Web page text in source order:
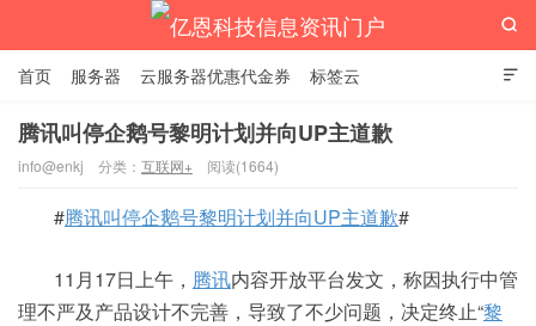

首页 服务器 云服务器优惠代金券 标签云

腾讯叫停企鹅号黎明计划并向UP主道歉
info@enkj 分类： 互联网+ 阅读(1664)
#腾讯叫停企鹅号黎明计划并向UP主道歉#
11月17日上午， 腾讯内容开放平台发文，称因执行中管
理不严及产品设计不完善，导致了不少问题，决定终止“黎